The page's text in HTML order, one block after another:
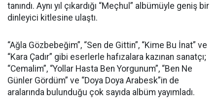
tanındı. Aynı yıl çıkardığı “Meçhul” albümüyle geniş bir
dinleyici kitlesine ulaştı.
“Ağla Gözbebeğim”, “Sen de Gittin”, “Kime Bu İnat” ve
“Kara Çadır” gibi eserlerle hafızalara kazınan sanatçı;
“Cemalim”, “Yollar Hasta Ben Yorgunum”, “Ben Ne
Günler Gördüm” ve “Doya Doya Arabesk”in de
aralarında bulunduğu çok sayıda albüm yayımladı.